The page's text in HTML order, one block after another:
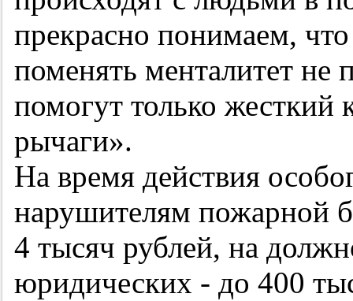
прекрасно понимаем,
поменять менталитет не
помогут только жесткий
рычаги».
На время действия
нарушителям пожарной
4 тысяч рублей, на
юридических - до 400